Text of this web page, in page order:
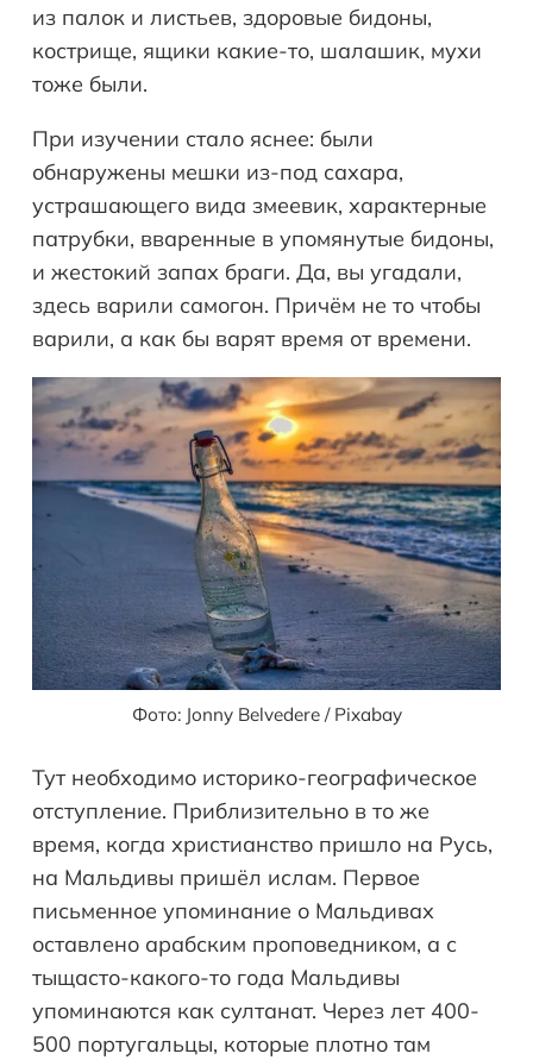
из палок и листьев, здоровые бидоны,
кострище, ящики какие-то, шалашик, мухи
тоже были.
При изучении стало яснее: были
обнаружены мешки из-под сахара,
устрашающего вида змеевик, характерные
патрубки, вваренные в упомянутые бидоны,
и жестокий запах браги. Да, вы угадали,
здесь варили самогон. Причём не то чтобы
варили, а как бы варят время от времени.
Фото: Jonny Belvedere / Pixabay
Тут необходимо историко-географическое
отступление. Приблизительно в то же
время, когда христианство пришло на Русь,
на Мальдивы пришёл ислам. Первое
письменное упоминание о Мальдивах
оставлено арабским проповедником, а с
тыщасто-какого-то года Мальдивы
упоминаются как султанат. Через лет 400-
500 португальцы, которые плотно там